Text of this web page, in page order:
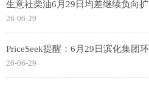
生意社柴油6月29日均差继续负向
26-06-29
PriceSeek提醒：6月29日滨化集团
26-06-29